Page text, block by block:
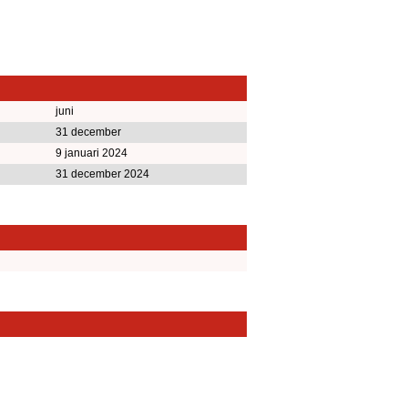
juni
31 december
9 januari 2024
31 december 2024